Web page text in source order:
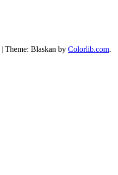
| Theme: Blaskan by Colorlib.com.